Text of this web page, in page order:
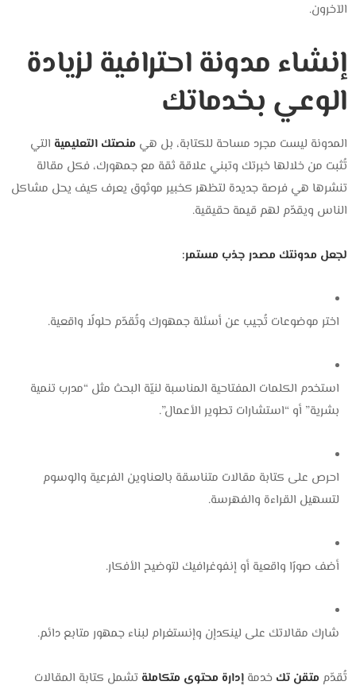
الآخرون.
إنشاء مدونة احترافية لزيادة
الوعي بخدماتك
المدونة ليست مجرد مساحة للكتابة، بل هي منصتك التعليمية التي
تُثبت من خلالها خبرتك وتبني علاقة ثقة مع جمهورك، فكل مقالة
تنشرها هي فرصة جديدة لتظهر كخبير موثوق يعرف كيف يحل مشاكل
الناس ويقدّم لهم قيمة حقيقية.
لجعل مدونتك مصدر جذب مستمر:
اختر موضوعات تُجيب عن أسئلة جمهورك وتُقدّم حلولًا واقعية.
استخدم الكلمات المفتاحية المناسبة لنيّة البحث مثل “مدرب تنمية
بشرية” أو “استشارات تطوير الأعمال”.
احرص على كتابة مقالات متناسقة بالعناوين الفرعية والوسوم
لتسهيل القراءة والفهرسة.
أضف صورًا واقعية أو إنفوغرافيك لتوضيح الأفكار.
شارك مقالاتك على لينكدإن وإنستغرام لبناء جمهور متابع دائم.
تُقدّم متقن تك خدمةإدارة محتوى متكاملة تشمل كتابة المقالات